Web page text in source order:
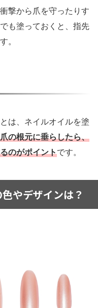
撃から爪を守ったりす
も塗っておくと、指先
。
は、ネイルオイルを塗
爪の根元に垂らしたら、
のがポイントです。
やデザインは？